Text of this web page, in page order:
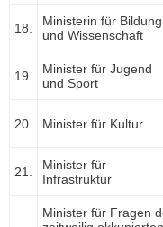
18.
Ministerin für Bildung
und Wissenschaft
19.
Minister für Jugend
und Sport
20. Minister für Kultur
21.
Minister für
Infrastruktur
Minister für Fragen